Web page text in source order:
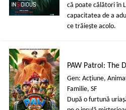
că poate călători în
capacitatea de a
ce trăiește acolo.
PAW Patrol: The
Gen: Acţiune,
Familie, SF
După o furtună